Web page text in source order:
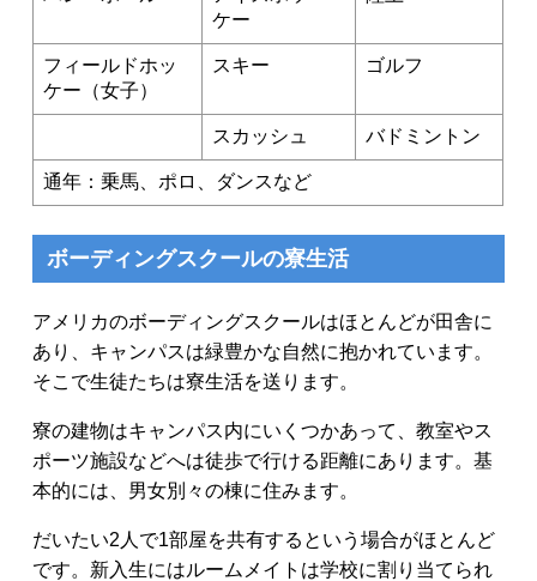
ケー
フィールドホッ
ケー（女子）
スキー ゴルフ
スカッシュ バドミントン
通年：乗馬、ポロ、ダンスなど
ボーディングスクールの寮生活
アメリカのボーディングスクールはほとんどが田舎に
あり、キャンパスは緑豊かな自然に抱かれています。
そこで生徒たちは寮生活を送ります。
寮の建物はキャンパス内にいくつかあって、教室やス
ポーツ施設などへは徒歩で行ける距離にあります。基
本的には、男女別々の棟に住みます。
だいたい2人で1部屋を共有するという場合がほとんど
です。新入生にはルームメイトは学校に割り当てられ